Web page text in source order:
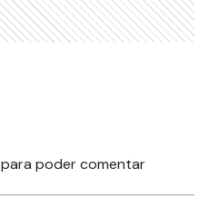
para poder comentar